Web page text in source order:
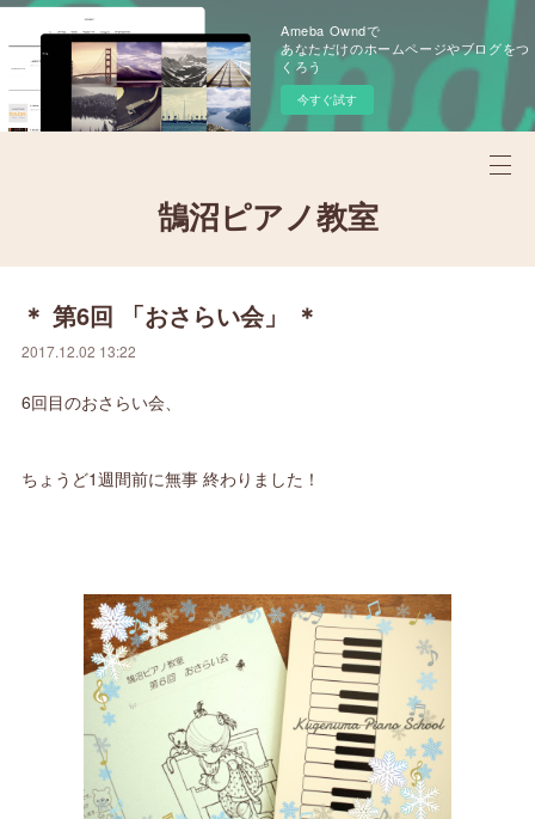
Ameba Owndで
あなただけのホームページやブログをつ
くろう
今すぐ試す
鵠沼ピアノ教室
＊ 第6回 「おさらい会」 ＊
2017.12.02 13:22
6回目のおさらい会、
ちょうど1週間前に無事 終わりました！